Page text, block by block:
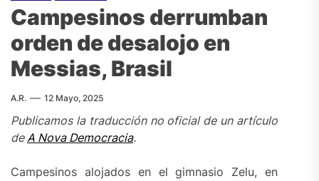
Campesinos derrumban
orden de desalojo en
Messias, Brasil
A.R. 12 Mayo, 2025
Publicamos la traducción no oficial de un artículo
deA Nova Democracia.
Campesinos alojados en el gimnasio Zelu, en